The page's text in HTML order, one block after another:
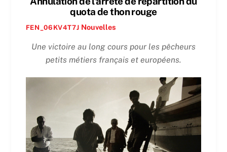
quota de thon rouge
FEN_06KV4T7J Nouvelles
Une victoire au long cours pour les pêcheurs
petits métiers français et européens.